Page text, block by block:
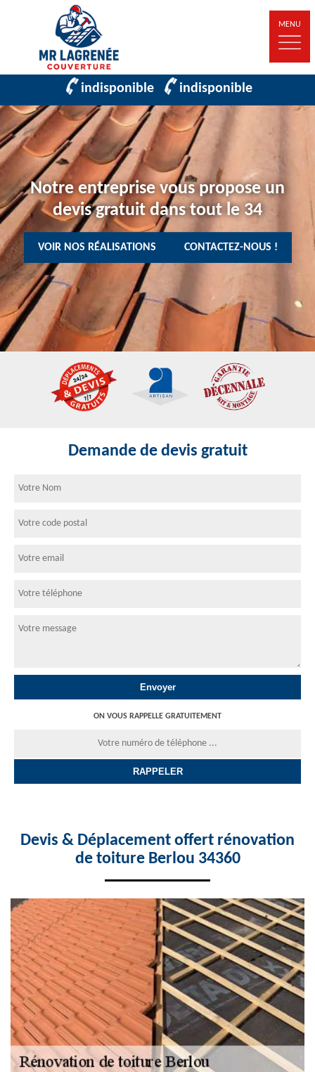
MENU
indisponible indisponible
Notre entreprise vous propose un
devis gratuit dans tout le 34
VOIR NOS RÉALISATIONS CONTACTEZ-NOUS !
Demande de devis gratuit
ON VOUS RAPPELLE GRATUITEMENT
Devis & Déplacement offert rénovation
de toiture Berlou 34360